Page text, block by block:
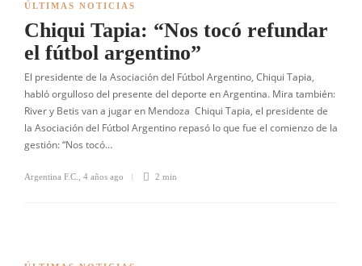
ÚLTIMAS NOTICIAS
Chiqui Tapia: “Nos tocó refundar
el fútbol argentino”
El presidente de la Asociación del Fútbol Argentino, Chiqui Tapia,
habló orgulloso del presente del deporte en Argentina. Mira también:
River y Betis van a jugar en Mendoza Chiqui Tapia, el presidente de
la Asociación del Fútbol Argentino repasó lo que fue el comienzo de la
gestión: “Nos tocó…
Argentina F.C. 4 años ago 2 min